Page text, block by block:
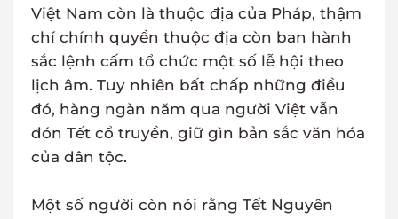
Việt Nam còn là thuộc địa của Pháp, thậm
chí chính quyền thuộc địa còn ban hành
sắc lệnh cấm tổ chức một số lễ hội theo
lịch âm. Tuy nhiên bất chấp những điều
đó, hàng ngàn năm qua người Việt vẫn
đón Tết cổ truyền, giữ gìn bản sắc văn hóa
của dân tộc.
Một số người còn nói rằng Tết Nguyên